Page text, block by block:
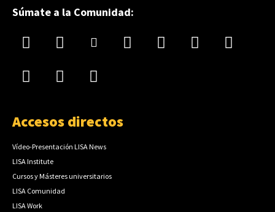
Súmate a la Comunidad:
Accesos directos
Vídeo-Presentación LISA News
LISA Institute
Cursos y Másteres universitarios
LISA Comunidad
LISA Work